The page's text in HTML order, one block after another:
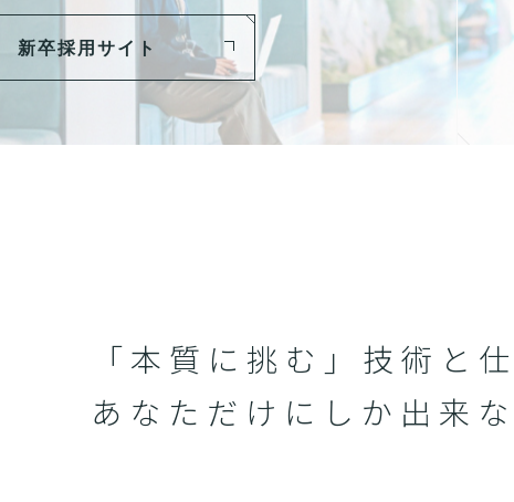
新卒採用サイト
「本質に挑む」技術と
あなただけにしか 出来